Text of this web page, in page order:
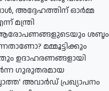
അദ്ദേഹത്തിന് ഓര്‍മ്മ
മന്ത്രി
ആരോപണങ്ങളുടെയും ശബ്ദം
മമ്മൂട്ടിക്കും
ഉദാഹരണങ്ങളായി
ഗുരുതരമായ
അവാര്‍ഡ് പ്രഖ്യാപനം